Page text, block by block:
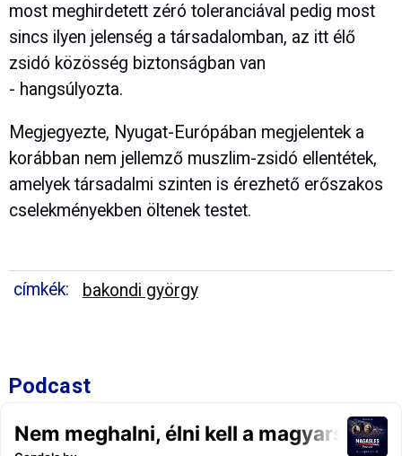
most meghirdetett zéró toleranciával pedig most
sincs ilyen jelenség a társadalomban, az itt élő
zsidó közösség biztonságban van
- hangsúlyozta.
Megjegyezte, Nyugat-Európában megjelentek a
korábban nem jellemző muszlim-zsidó ellentétek,
amelyek társadalmi szinten is érezhető erőszakos
cselekményekben öltenek testet.
címkék: bakondi györgy
Podcast